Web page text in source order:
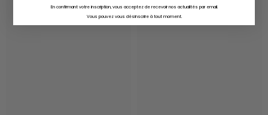
En confirmant votre inscription, vous acceptez de recevoir nos actualités par email.
Vous pouvez vous désinscrire à tout moment.